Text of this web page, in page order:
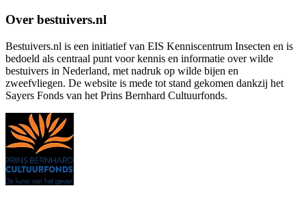
Over bestuivers.nl
Bestuivers.nl is een initiatief van EIS Kenniscentrum Insecten en is
bedoeld als centraal punt voor kennis en informatie over wilde
bestuivers in Nederland, met nadruk op wilde bijen en
zweefvliegen. De website is mede tot stand gekomen dankzij het
Sayers Fonds van het Prins Bernhard Cultuurfonds.